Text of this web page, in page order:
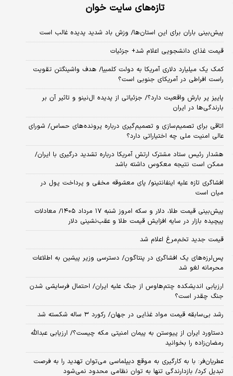
تازه‌های سایت خوان
پیش‌بینی باران برای این استان‌ها/ وزش باد شدید پدیده غالب است
قیمت غذای دانشجویی اعلام شد+ جزئیات
کمک یک میلیارد دلاری آمریکا به دولت کلمبیا/ هدف واشینگتن تقویت
راست افراطی در آمریکای جنوبی است؟
پاییز پر بارش واقعیت دارد؟/ جزئیاتی از پدیده ال‌نینو و تاثیر آن بر
بارندگی‌ها در ایران
اتاقی برای تصمیم‌سازی و تصمیم‌گیری درباره پرونده‌های حساس/ شورای
عالی امنیت ملی چه اختیاراتی دارد؟
هشدار رئیس ستاد مشترک ارتش آمریکا درباره تشدید درگیری با ایران/
ممکن است نتیجه معکوس داشته باشد
افشاگری تازه علیه اینفانتینو/ پای معشوقه مخفی و پرداخت پول در
میان است
پیش‌بینی قیمت طلا، دلار و سکه امروز شنبه ۱۷ مرداد ۱۴۰۵/ معادلات
پیچیده بازار در سایه افزایش قیمت طلا و عقب‌نشینی دلار
قیمت جدید تخم‌مرغ اعلام شد
پس‌لرزه‌های یک افشاگری در پنتاگون/ دسترسی وزیر پیشین به اطلاعات
محرمانه لغو شد
ارزیابی اندیشکده چتم‌هاوس از جنگ علیه ایران/ احتمال فرسایشی شدن
جنگ چقدر است؟
رشد بی‌سابقه قیمت مواد غذایی در جهان/ رکورد ۳ ساله شکسته شد
دستاورد ایران از پیوستن به پیمان امنیتی مکه چیست؟/ ارزیابی عبدالله
رمضان‌زاده را بخوانید
عطریان‌فر: با به کارگیری به موقع دیپلماسی می‌توان تهدید را به فرصت
تبدیل کرد/ بازدارندگی تنها به توان نظامی محدود نمی‌شود